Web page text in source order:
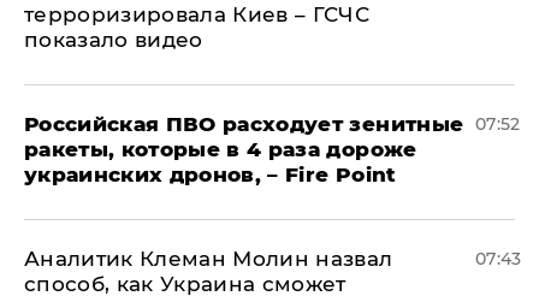
терроризировала Киев – ГСЧС
показало видео
Российская ПВО расходует зенитные
ракеты, которые в 4 раза дороже
украинских дронов, – Fire Point
07:52
Аналитик Клеман Молин назвал
способ, как Украина сможет
07:43